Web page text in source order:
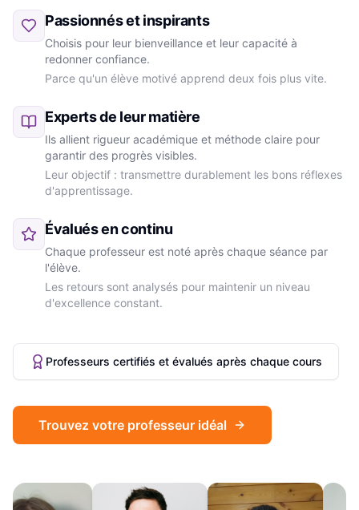
Passionnés et inspirants
Choisis pour leur bienveillance et leur capacité à
redonner confiance.
Parce qu'un élève motivé apprend deux fois plus vite.
Experts de leur matière
Ils allient rigueur académique et méthode claire pour
garantir des progrès visibles.
Leur objectif : transmettre durablement les bons réflexes
d'apprentissage.
Évalués en continu
Chaque professeur est noté après chaque séance par
l'élève.
Les retours sont analysés pour maintenir un niveau
d'excellence constant.
Professeurs certifiés et évalués après chaque cours
Trouvez votre professeur idéal